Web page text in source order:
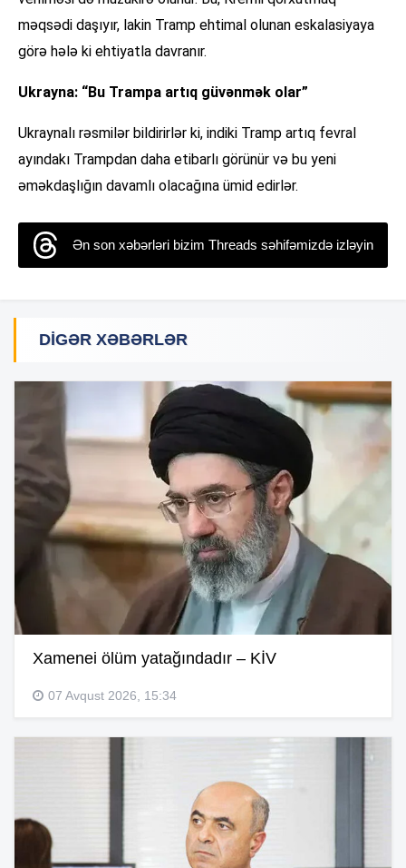
məqsədi daşıyır, lakin Tramp ehtimal olunan eskalasiyaya
görə hələ ki ehtiyatla davranır.
Ukrayna: “Bu Trampa artıq güvənmək olar”
Ukraynalı rəsmilər bildirirlər ki, indiki Tramp artıq fevral
ayındakı Trampdan daha etibarlı görünür və bu yeni
əməkdaşlığın davamlı olacağına ümid edirlər.
Ən son xəbərləri bizim Threads səhifəmizdə izləyin
DIGƏR XƏBƏRLƏR
Xamenei ölüm yatağındadır – KİV
07 Avqust 2026, 15:34